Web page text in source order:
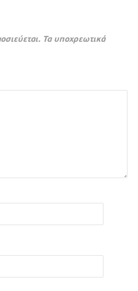
Τα υποχρεωτικά